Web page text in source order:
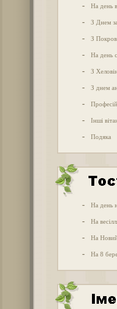
- На день
- З Днем
- З
- На день
- З
- З днем
-
- Інші
- Подяка
- На день
- На
- На
- На 8